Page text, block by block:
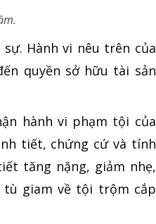
Hành vi nêu trên của
quyền sở hữu tài sản
hành vi phạm tội của
tiết, chứng cứ và tính
tăng nặng, giảm nhẹ,
tù giam về tội trộm cắp